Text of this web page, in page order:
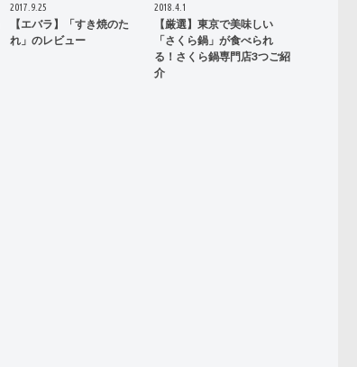
2017.9.25
【エバラ】「すき焼のた
れ」のレビュー
2018.4.1
【厳選】東京で美味しい
「さくら鍋」が食べられ
る！さくら鍋専門店3つご紹
介